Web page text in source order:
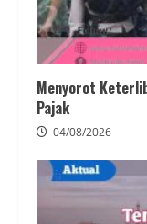
Menyorot
Pajak
04/08/2026